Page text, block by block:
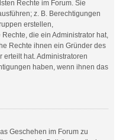
Rechte im Forum. Sie
z. B. Berechtigungen
erstellen,
die ein Administrator hat,
Rechte ihnen ein Gründer des
erteilt hat. Administratoren
haben, wenn ihnen das
Geschehen im Forum zu